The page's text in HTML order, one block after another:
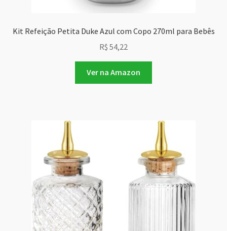
Kit Refeição Petita Duke Azul com Copo 270ml para Bebês
R$ 54,22
Ver na Amazon